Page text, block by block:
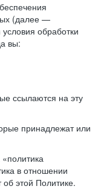
(далее —
обработки
вы:
ссылаются на эту
принадлежат или
в отношении
этой Политике.